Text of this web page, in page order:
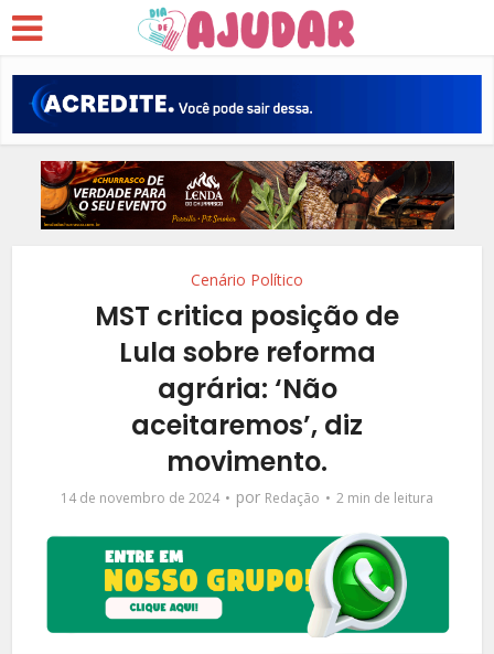
Cenário Político
MST critica posição de
Lula sobre reforma
agrária: ‘Não
aceitaremos’, diz
movimento.
14 de novembro de 2024 por Redação 2 min de leitura